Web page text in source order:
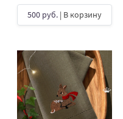
500 руб. | В корзину